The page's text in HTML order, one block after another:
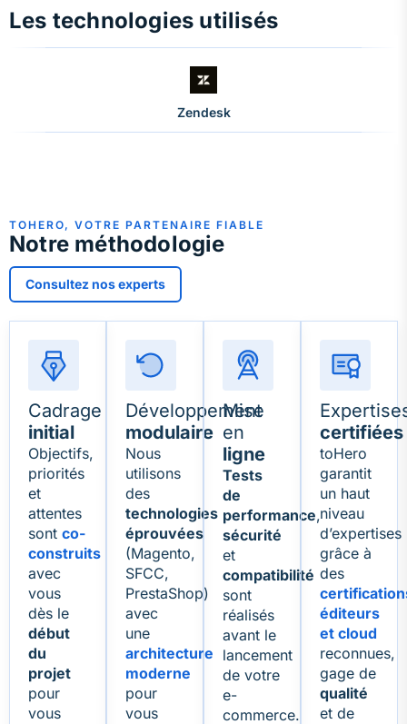
Les technologies utilisés
Zendesk
TOHERO, VOTRE PARTENAIRE FIABLE
Notre méthodologie
Consultez nos experts
Cadrage
initial
Objectifs,
priorités
et
attentes
sont co-
construits
avec
vous
dès le
début
du
projet
pour
vous
Développement
modulaire
Nous
utilisons
des
technologies
éprouvées
(Magento,
SFCC,
PrestaShop)
avec
une
architecture
moderne
pour
vous
Mise
en
ligne
Tests
de
performance,
sécurité
et
compatibilité
sont
réalisés
avant le
lancement
de votre
e-
commerce.
certifiées
toHero
garantit
un haut
niveau
d’expertises
grâce à
des
éditeurs
et cloud
reconnues,
gage de
qualité
et de